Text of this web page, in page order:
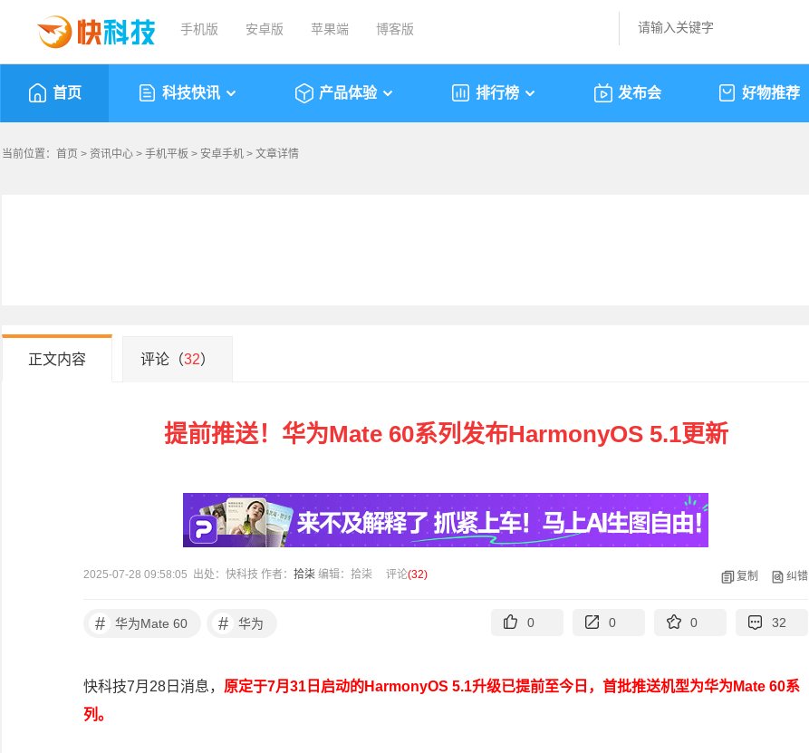
手机版 安卓版 苹果端 博客版
首页 科技快讯 产品体验 排行榜 发布会 好物推荐
当前位置： 首页 > 资讯中心 > 手机平板 > 安卓手机 > 文章详情
正文内容 评论（32）
提前推送！华为Mate 60系列发布HarmonyOS 5.1更新
2025-07-28 09:58:05 出处：快科技 作者： 拾柒 编辑：拾柒 评论(32) 复制 纠错
# 华为Mate 60 # 华为 0 0 0 32
快科技7月28日消息， 原定于7月31日启动的HarmonyOS 5.1升级已提前至今日，首批推送机型为华为Mate 60系
列。